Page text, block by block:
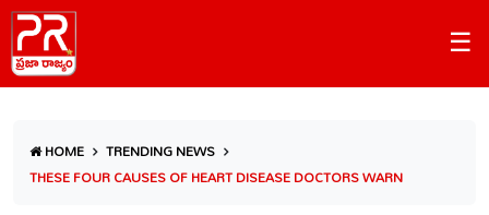
☰
HOME
TRENDING NEWS
THESE FOUR CAUSES OF HEART DISEASE DOCTORS WARN